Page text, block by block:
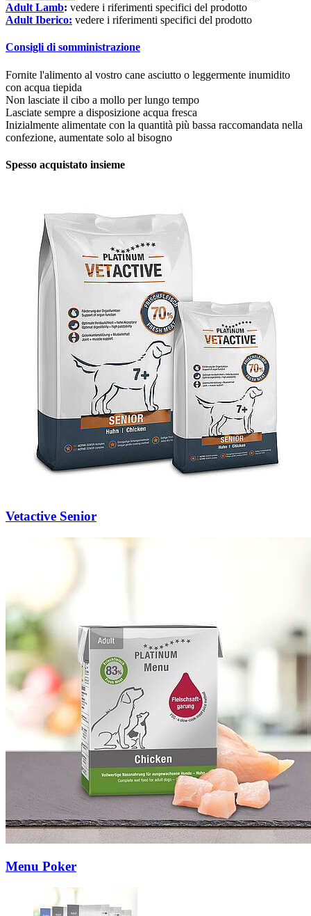
Adult Lamb: vedere i riferimenti specifici del prodotto
Adult Iberico: vedere i riferimenti specifici del prodotto
Consigli di somministrazione
Fornite l'alimento al vostro cane asciutto o leggermente inumidito
con acqua tiepida
Non lasciate il cibo a mollo per lungo tempo
Lasciate sempre a disposizione acqua fresca
Inizialmente alimentate con la quantità più bassa raccomandata nella
confezione, aumentate solo al bisogno
Spesso acquistato insieme
Vetactive Senior
Menu Poker